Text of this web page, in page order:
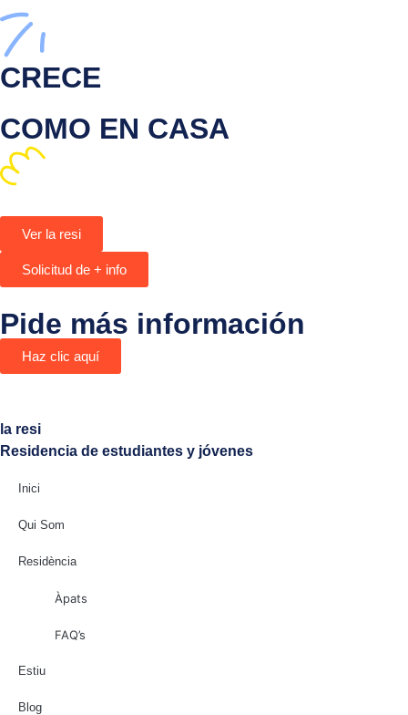
CRECE
COMO EN CASA
Ver la resi
Solicitud de + info
Pide más información
Haz clic aquí
la resi
Residencia de estudiantes y jóvenes
Inici
Qui Som
Residència
Àpats
FAQ’s
Estiu
Blog